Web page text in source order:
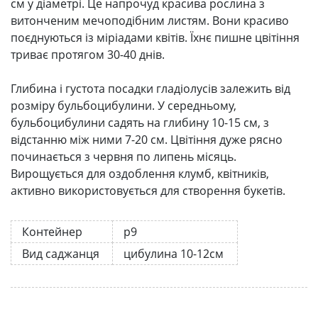
см у діаметрі. Це напрочуд красива рослина з
витонченим мечоподібним листям. Вони красиво
поєднуються із міріадами квітів. Їхнє пишне цвітіння
триває протягом 30-40 днів.
Глибина і густота посадки гладіолусів залежить від
розміру бульбоцибулини. У середньому,
бульбоцибулини садять на глибину 10-15 см, з
відстанню між ними 7-20 см. Цвітіння дуже рясно
починається з червня по липень місяць.
Вирощується для оздоблення клумб, квітників,
активно використовується для створення букетів.
Контейнер
р9
Вид саджанця
цибулина 10-12см